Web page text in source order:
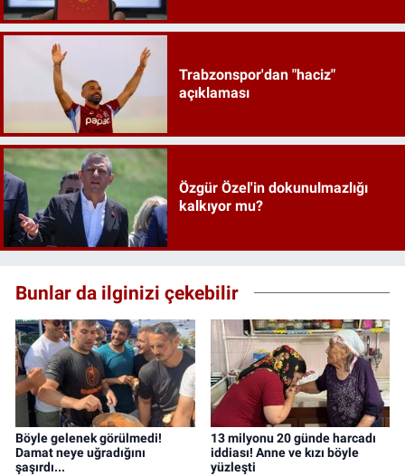
Trabzonspor'dan "haciz"
açıklaması
Özgür Özel'in dokunulmazlığı
kalkıyor mu?
Bunlar da ilginizi çekebilir
Böyle gelenek görülmedi!
Damat neye uğradığını
şaşırdı...
13 milyonu 20 günde harcadı
iddiası! Anne ve kızı böyle
yüzleşti